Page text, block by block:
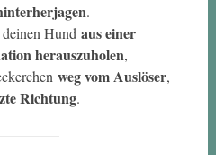
.
Hund aus einer
herauszuholen,
weg vom Auslöser,
Richtung.